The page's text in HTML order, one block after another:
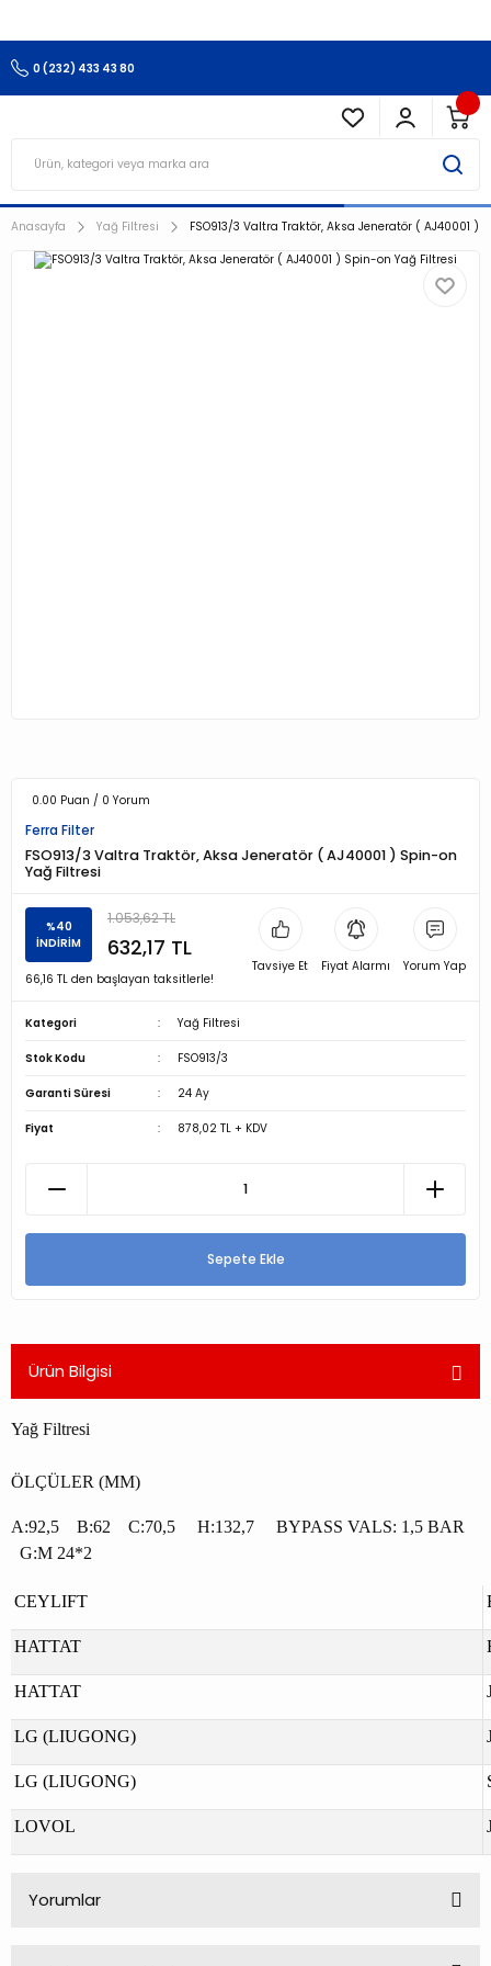
0 (232) 433 43 80
Anasayfa Yağ Filtresi FSO913/3 Valtra Traktör, Aksa Jeneratör ( AJ40001 )
0.00 Puan / 0 Yorum
Ferra Filter
FSO913/3 Valtra Traktör, Aksa Jeneratör ( AJ40001 ) Spin-on
Yağ Filtresi
%40
İNDİRİM
1.053,62 TL
632,17 TL
66,16 TL den başlayan taksitlerle!
Tavsiye Et Fiyat Alarmı Yorum Yap
Kategori Yağ Filtresi
Stok Kodu FSO913/3
Garanti Süresi 24 Ay
Fiyat 878,02 TL + KDV
Sepete Ekle
Ürün Bilgisi
Yağ Filtresi
ÖLÇÜLER (MM)
A:92,5 B:62 C:70,5 H:132,7 BYPASS VALS: 1,5 BAR
G:M 24*2
CEYLIFT
HATTAT
HATTAT
LG (LIUGONG)
LG (LIUGONG)
LOVOL
Yorumlar